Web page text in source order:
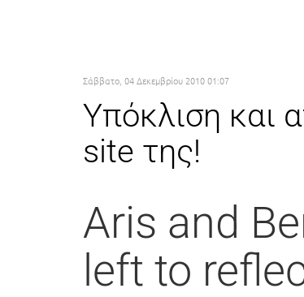
Σάββατο, 04 Δεκεμβρίου 2010 01:07
Υπόκλιση και
site της!
Aris and
left to